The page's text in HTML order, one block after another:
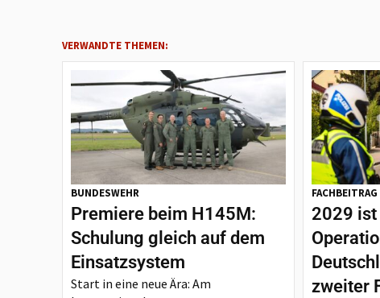
VERWANDTE THEMEN:
BUNDESWEHR
Premiere beim H145M:
Schulung gleich auf dem
Einsatzsystem
Start in eine neue Ära: Am
FACHBEITRAG
2029
zweiter